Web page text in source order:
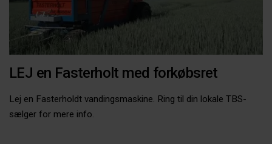
LEJ en Fasterholt med forkøbsret
Lej en Fasterholdt vandingsmaskine. Ring til din lokale TBS-
sælger for mere info.